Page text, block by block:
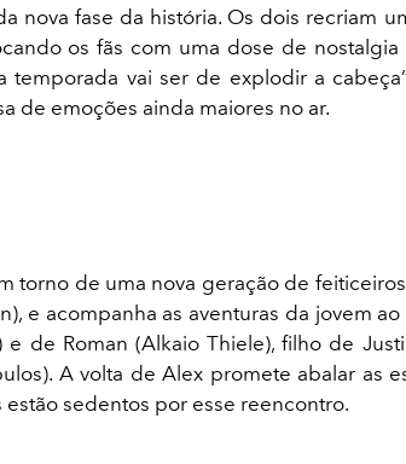
nova fase da história. Os dois recriam
os fãs com uma dose de nostalgia
temporada vai ser de explodir a
de emoções ainda maiores no ar.
torno de uma nova geração de
e acompanha as aventuras da jovem
e de Roman (Alkaio Thiele), filho de
A volta de Alex promete abalar as
estão sedentos por esse reencontro.